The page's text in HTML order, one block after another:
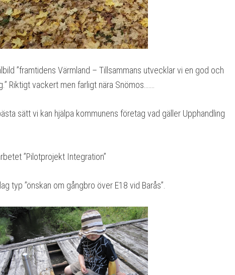
”framtidens Värmland – Tillsammans utvecklar vi en god och
Riktigt vackert men farligt nära Snömos…….
sätt vi kan hjälpa kommunens företag vad gäller Upphandling
”Pilotprojekt Integration”
typ ”önskan om gångbro över E18 vid Barås”.